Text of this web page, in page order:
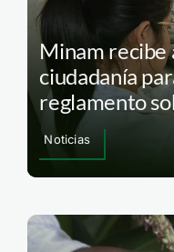
Minam recibe
ciudadanía
reglamento
Noticias